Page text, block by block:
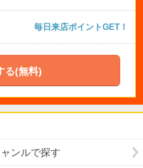
毎日来店ポイントGET！
る(無料)
ンルで探す